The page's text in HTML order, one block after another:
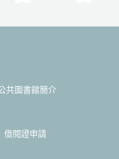
共圖書館簡介
借閱證申請